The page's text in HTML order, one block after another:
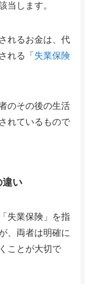
当します。
れるお金は、代
れる「 失業保険
のその後の生活
れているもので
違い
失業保険」を指
、両者は明確に
ことが大切で